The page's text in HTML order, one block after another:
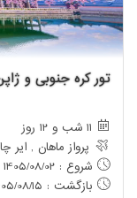
تور کره جنوبی و ژاپن
11 شب و 12 روز
پرواز ماهان , ایر
شروع : 1405/08/02
بازگشت : 1405/08/15